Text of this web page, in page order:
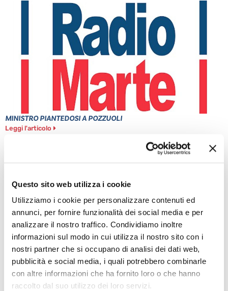
Questo sito web utilizza i cookie
Utilizziamo i cookie per personalizzare contenuti ed
annunci, per fornire funzionalità dei social media e per
analizzare il nostro traffico. Condividiamo inoltre
informazioni sul modo in cui utilizza il nostro sito con i
nostri partner che si occupano di analisi dei dati web,
pubblicità e social media, i quali potrebbero combinarle
con altre informazioni che ha fornito loro o che hanno
raccolto dal suo utilizzo dei loro servizi.
MINISTRO PIANTEDOSI A POZZUOLI
Leggi l'articolo
PONTICELLI: DODICENNE FERITO A COLTELLATE
Leggi l'articolo